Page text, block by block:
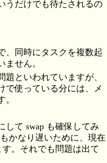
うだけでも待たされるの
、同時にタスクを複数起
せん。
といわれていますが、
で使っている分には、メ
して swap も確保してみ
かなり遅いために、現在
。それでも問題は出て